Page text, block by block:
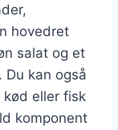
hovedret
salat og et
kan også
eller fisk
komponent